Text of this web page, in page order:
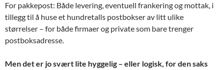
For pakkepost: Både levering, eventuell frankering og mottak, i
tillegg til å huse et hundretalls postbokser av litt ulike
størrelser – for både firmaer og private som bare trenger
postboksadresse.
Men det er jo svært lite hyggelig – eller logisk, for den saks